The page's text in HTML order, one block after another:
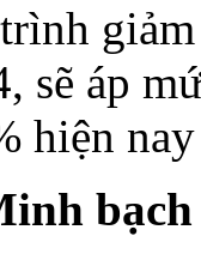
sẽ áp
hiện
bạch